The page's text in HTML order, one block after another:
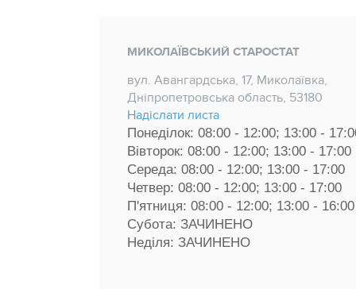
МИКОЛАЇВСЬКИЙ СТАРОСТАТ
вул. Авангардська, 17, Миколаївка,
Дніпропетровська область, 53180
Надіслати листа
Понеділок: 08:00 - 12:00; 13:00 -
Вівторок: 08:00 - 12:00; 13:00 - 17:00
Середа: 08:00 - 12:00; 13:00 - 17:00
Четвер: 08:00 - 12:00; 13:00 - 17:00
П'ятниця: 08:00 - 12:00; 13:00 - 16:00
Субота: ЗАЧИНЕНО
Неділя: ЗАЧИНЕНО